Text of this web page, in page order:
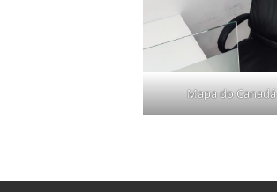
Mapa do Canadá